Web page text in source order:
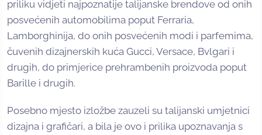
priliku vidjeti najpoznatije talijanske brendove od onih
posvećenih automobilima poput Ferraria,
Lamborghinija, do onih posvećenih modi i parfemima,
čuvenih dizajnerskih kuća Gucci, Versace, Bvlgari i
drugih, do primjerice prehrambenih proizvoda poput
Barille i drugih.
Posebno mjesto izložbe zauzeli su talijanski umjetnici
dizajna i grafičari, a bila je ovo i prilika upoznavanja s